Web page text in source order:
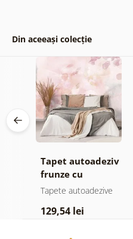
Din aceeași colecție
Tapet autoadeziv
frunze cu
atingere
Tapete autoadezive
129,54 lei